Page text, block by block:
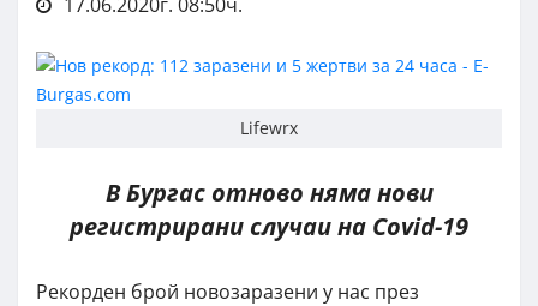
Lifewrx
В Бургас отново няма нови
регистрирани случаи на Covid-19
Рекорден брой новозаразени у нас през